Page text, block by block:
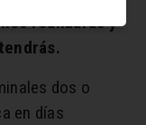
realizarás y
dos o
en días